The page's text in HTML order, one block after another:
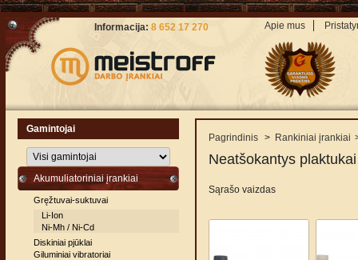
Apie mus
Informacija: 8 652 17 270
Gamintojai
Akumuliatoriniai įrankiai
Gręžtuvai-suktuvai
Li-Ion
Ni-Mh / Ni-Cd
Diskiniai pjūklai
Giluminiai vibratoriai
Pagrindinis > Rankiniai įrankiai
Neatšokantys plaktukai
Sąrašo vaizdas